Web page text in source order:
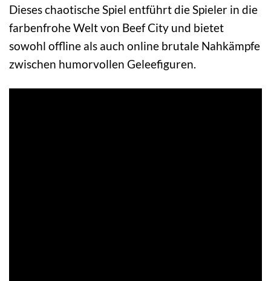
Dieses chaotische Spiel entführt die Spieler in die
farbenfrohe Welt von Beef City und bietet
sowohl offline als auch online brutale Nahkämpfe
zwischen humorvollen Geleefiguren.